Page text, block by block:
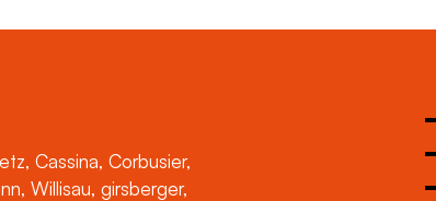
Cassina, Corbusier,
Willisau, girsberger,